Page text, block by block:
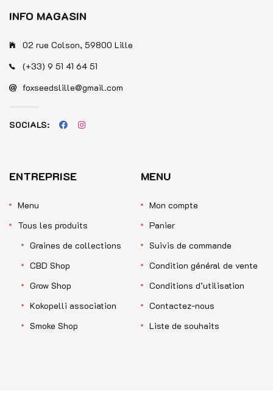
INFO MAGASIN
02 rue Colson, 59800 Lille
(+33) 9 51 41 64 51
foxseedslille@gmail.com
SOCIALS:
ENTREPRISE
Menu
Tous les produits
Graines de collections
CBD Shop
Grow Shop
Kokopelli association
Smoke Shop
MENU
Mon compte
Panier
Suivis de commande
Condition général de vente
Conditions d’utilisation
Contactez-nous
Liste de souhaits